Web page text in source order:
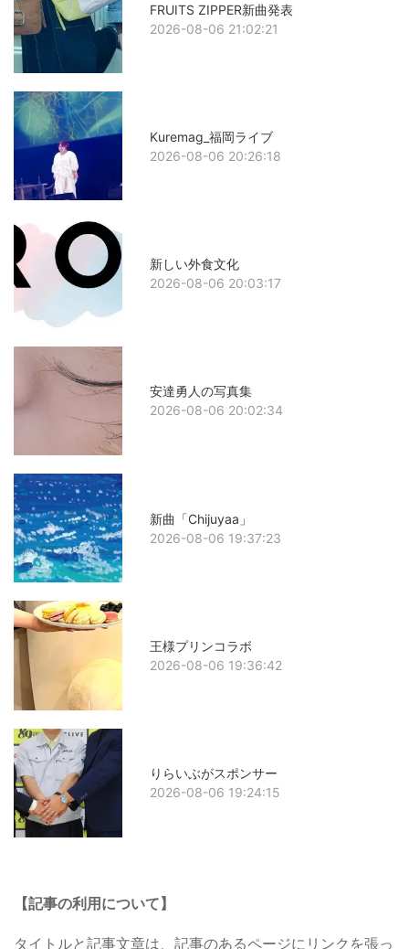
FRUITS ZIPPER新曲発表
2026-08-06 21:02:21
Kuremag_福岡ライブ
2026-08-06 20:26:18
新しい外食文化
2026-08-06 20:03:17
安達勇人の写真集
2026-08-06 20:02:34
新曲「Chijuyaa」
2026-08-06 19:37:23
王様プリンコラボ
2026-08-06 19:36:42
りらいぶがスポンサー
2026-08-06 19:24:15
【記事の利用について】
タイトルと記事文章は、記事のあるページにリンクを張っ